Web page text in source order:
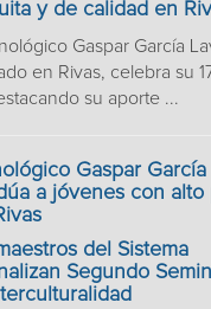
y de calidad en
Gaspar García
en Rivas, celebra su
su aporte ...
Gaspar García
a jóvenes con alto
del Sistema
Segundo